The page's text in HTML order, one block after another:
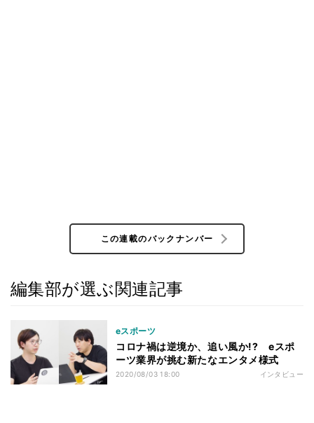
この連載のバックナンバー
編集部が選ぶ関連記事
eスポーツ
コロナ禍は逆境か、追い風か!? eスポ
ーツ業界が挑む新たなエンタメ様式
2020/08/03 18:00 インタビュー